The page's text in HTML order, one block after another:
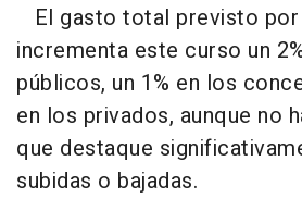
El gasto total previsto por
incrementa este curso un
públicos, un 1% en los
en los privados, aunque no
que destaque
subidas o bajadas.